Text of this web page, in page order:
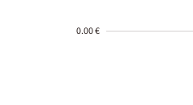
0.00 €